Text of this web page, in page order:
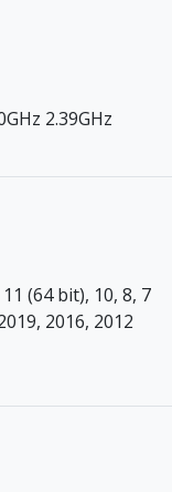
2.39GHz
(64 bit), 10, 8, 7
2016, 2012